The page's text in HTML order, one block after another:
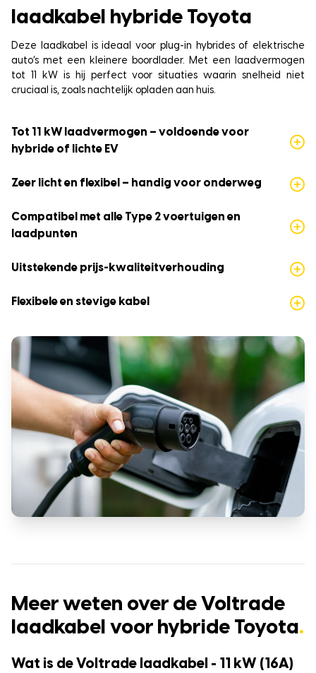
laadkabel hybride Toyota
Deze laadkabel is ideaal voor plug-in hybrides of elektrische
auto’s met een kleinere boordlader. Met een laadvermogen
tot 11 kW is hij perfect voor situaties waarin snelheid niet
cruciaal is, zoals nachtelijk opladen aan huis.
Tot 11 kW laadvermogen – voldoende voor
hybride of lichte EV
Zeer licht en flexibel – handig voor onderweg
Compatibel met alle Type 2 voertuigen en
laadpunten
Uitstekende prijs-kwaliteitverhouding
Flexibele en stevige kabel
Meer weten over de Voltrade
laadkabel voor hybride Toyota.
Wat is de Voltrade laadkabel - 11 kW (16A)